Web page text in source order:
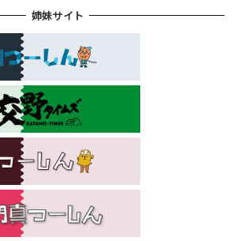
姉妹サイト